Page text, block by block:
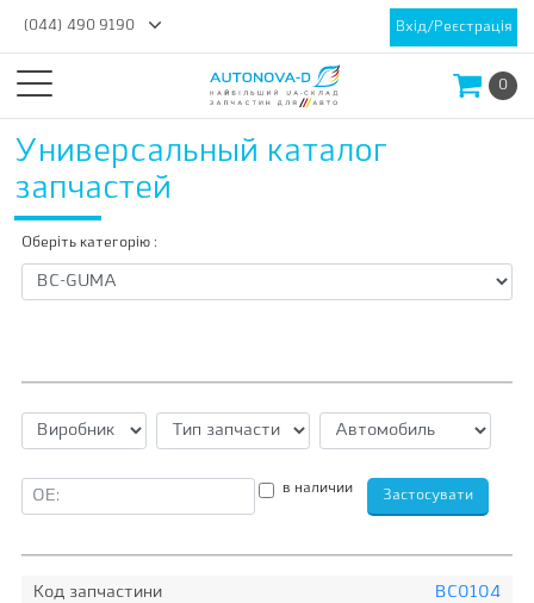
(044) 490 9190 Вхід/Реєстрація
0
Универсальный каталог
запчастей
Оберіть категорію :
в наличии
Код запчастини
BC0104